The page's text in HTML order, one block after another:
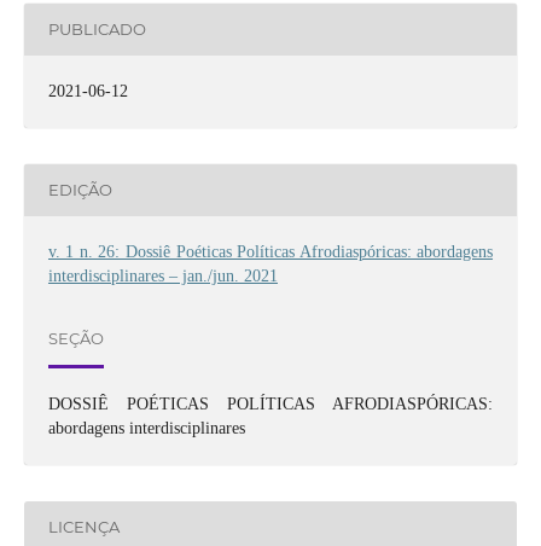
PUBLICADO
2021-06-12
EDIÇÃO
v. 1 n. 26: Dossiê Poéticas Políticas Afrodiaspóricas: abordagens
interdisciplinares – jan./jun. 2021
SEÇÃO
DOSSIÊ POÉTICAS POLÍTICAS AFRODIASPÓRICAS:
abordagens interdisciplinares
LICENÇA